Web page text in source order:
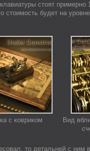
стоят
стоимость будет на
с ковриком
Вид
то детальней с ним